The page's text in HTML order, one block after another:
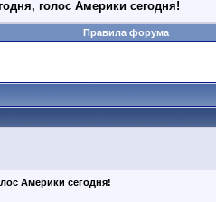
голос Америки сегодня!
Правила форума
Америки сегодня!